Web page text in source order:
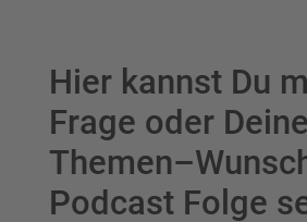
Hier kannst Du
Frage oder
Podcast Folge